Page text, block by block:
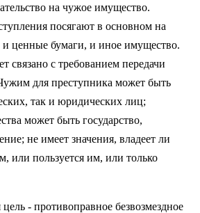
на чужое имущество.
посягают в основном на
ценные бумаги, и иное имущество.
связано с требованием передачи
для преступника может быть
так и юридических лиц;
может быть государство,
не имеет значения, владеет ли
или пользуется им, или только
- противоправное безвозмездное